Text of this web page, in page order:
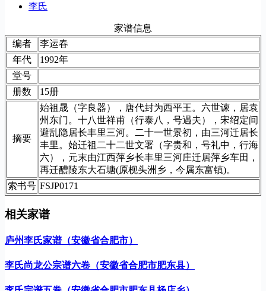
李氏
家谱信息
编者
李运春
年代
1992年
堂号
册数
15册
摘要
始祖晟（字良器），唐代封为西平王。六世谏，居袁
州东门。十八世祥甫（行泰八，号遇夫），宋绍定间
避乱隐居长丰里三河。二十一世景初，由三河迁居长
丰里。始迁祖二十二世文署（字贵和，号礼中，行海
六），元末由江西萍乡长丰里三河庄迁居萍乡车田，
再迁醴陵东大石塘(原枧头洲乡，今属东富镇)。
索书号 FSJP0171
相关家谱
庐州李氏家谱（安徽省合肥市）
李氏尚龙公宗谱六卷（安徽省合肥市肥东县）